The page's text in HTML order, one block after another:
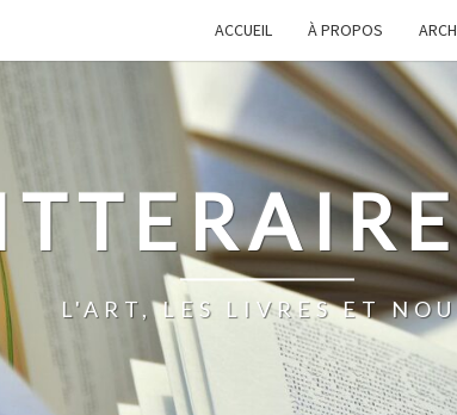
ACCUEIL À PROPOS
L'ART, LES LIVRES ET